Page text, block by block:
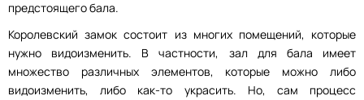
предстоящего бала.
Королевский замок состоит из многих помещений, которые
нужно видоизменить. В частности, зал для бала имеет
множество различных элементов, которые можно либо
видоизменить, либо как-то украсить. Но, сам процесс